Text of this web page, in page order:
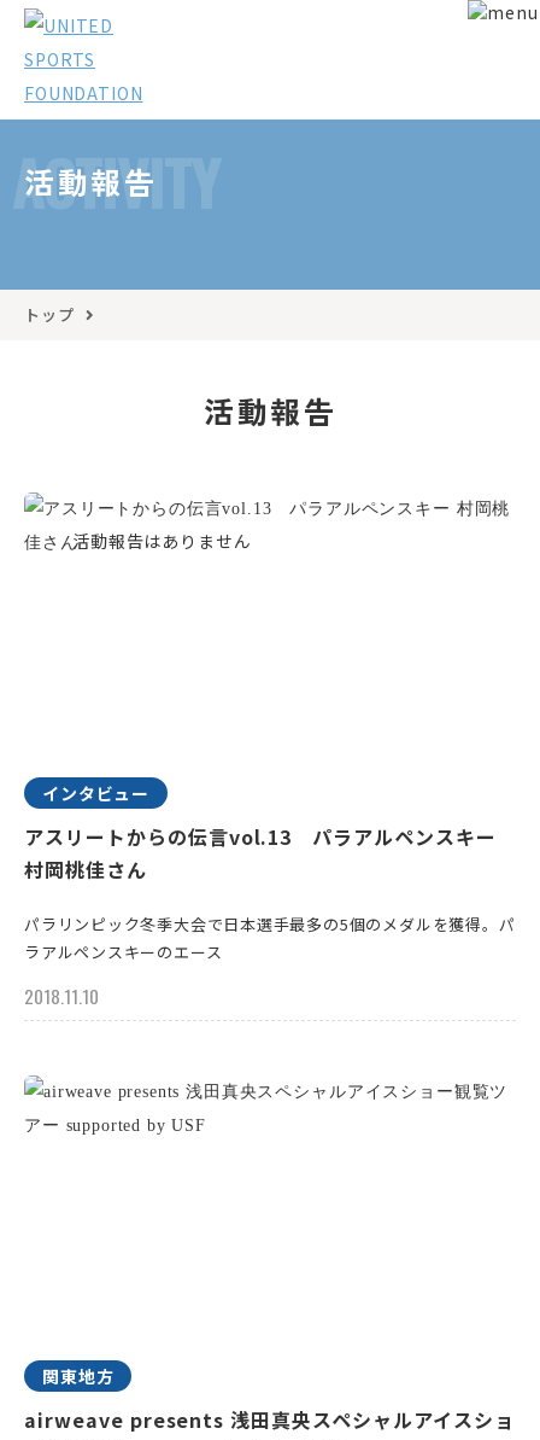
ACTIVITY
活動報告
トップ
活動報告
インタビュー
アスリートからの伝言vol.13 パラアルペンスキー
村岡桃佳さん
パラリンピック冬季大会で日本選手最多の5個のメダルを獲得。パ
ラアルペンスキーのエース
2018.11.10
関東地方
airweave presents 浅田真央スペシャルアイスショ